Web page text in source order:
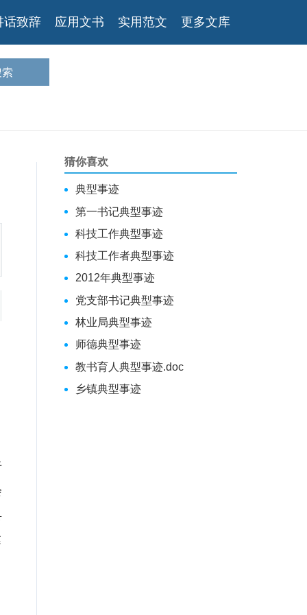
话致辞 应用文书 实用范文 更多文库
猜你喜欢
典型事迹
第一书记典型事迹
科技工作典型事迹
科技工作者典型事迹
2012年典型事迹
党支部书记典型事迹
林业局典型事迹
师德典型事迹
教书育人典型事迹.doc
乡镇典型事迹